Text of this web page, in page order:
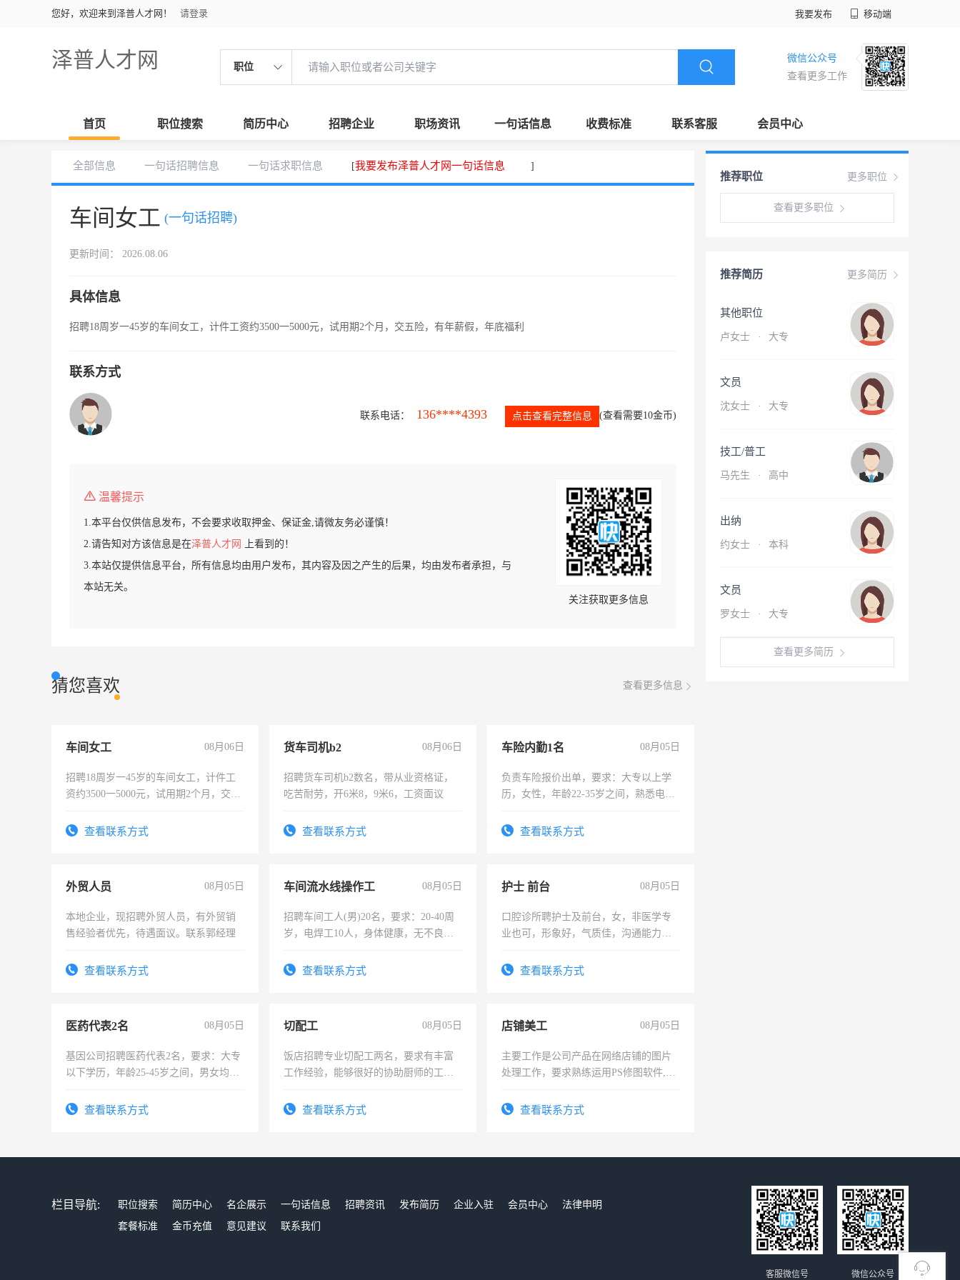
您好，欢迎来到泽普人才网！ 请登录 我要发布 移动端
泽普人才网 职位
微信公众号
查看更多工作
首页 职位搜索 简历中心 招聘企业 职场资讯 一句话信息 收费标准 联系客服 会员中心
全部信息 一句话招聘信息 一句话求职信息 [我要发布泽普人才网一句话信息 ]
车间女工 (一句话招聘)
更新时间： 2026.08.06
具体信息
招聘18周岁一45岁的车间女工，计件工资约3500一5000元，试用期2个月，交五险，有年薪假，年底福利
联系方式
联系电话： 136****4393 点击查看完整信息 (查看需要10金币)
温馨提示
1.本平台仅供信息发布，不会要求收取押金、保证金,请微友务必谨慎！
2.请告知对方该信息是在泽普人才网
上看到的！
3.本站仅提供信息平台，所有信息均由用户发布，其内容及因之产生的后果，均由发布者承担，与
本站无关。
关注获取更多信息
猜您喜欢 查看更多信息
车间女工 08月06日
招聘18周岁一45岁的车间女工，计件工
资约3500一5000元，试用期2个月，交五
查看联系方式
货车司机b2 08月06日
招聘货车司机b2数名，带从业资格证，
吃苦耐劳，开6米8，9米6，工资面议
查看联系方式
车险内勤1名 08月05日
负责车险报价出单，要求：大专以上学
历，女性，年龄22-35岁之间，熟悉电脑
试用期1-3个月，转正后交纳五险，
查看联系方式
外贸人员 08月05日
本地企业，现招聘外贸人员，有外贸销
售经验者优先，待遇面议。联系郭经理
查看联系方式
车间流水线操作工 08月05日
招聘车间工人(男)20名，要求：20-40周
岁，电焊工10人，身体健康，无不良嗜
宿，免费发放劳保用品，两班倒，每月
查看联系方式
护士 前台 08月05日
口腔诊所聘护士及前台，女，非医学专
业也可，形象好，气质佳，沟通能力
查看联系方式
医药代表2名 08月05日
基因公司招聘医药代表2名，要求：大专
以下学历，年龄25-45岁之间，男女均
表或者有医学资质的优先，底薪+绩效，
查看联系方式
切配工 08月05日
饭店招聘专业切配工两名，要求有丰富
工作经验，能够很好的协助厨师的工
4500。查看联系方式
店铺美工 08月05日
主要工作是公司产品在网络店铺的图片
处理工作，要求熟练运用PS修图软件,工
查看联系方式
更多职位
推荐职位
查看更多职位
更多简历
推荐简历
其他职位
卢女士 · 大专
文员
沈女士 · 大专
技工/普工
马先生 · 高中
出纳
约女士 · 本科
文员
罗女士 · 大专
查看更多简历
栏目导航: 职位搜索 简历中心 名企展示 一句话信息 招聘资讯 发布简历 企业入驻 会员中心
法律申明
套餐标准
金币充值 意见建议 联系我们
微信公众号
客服微信号